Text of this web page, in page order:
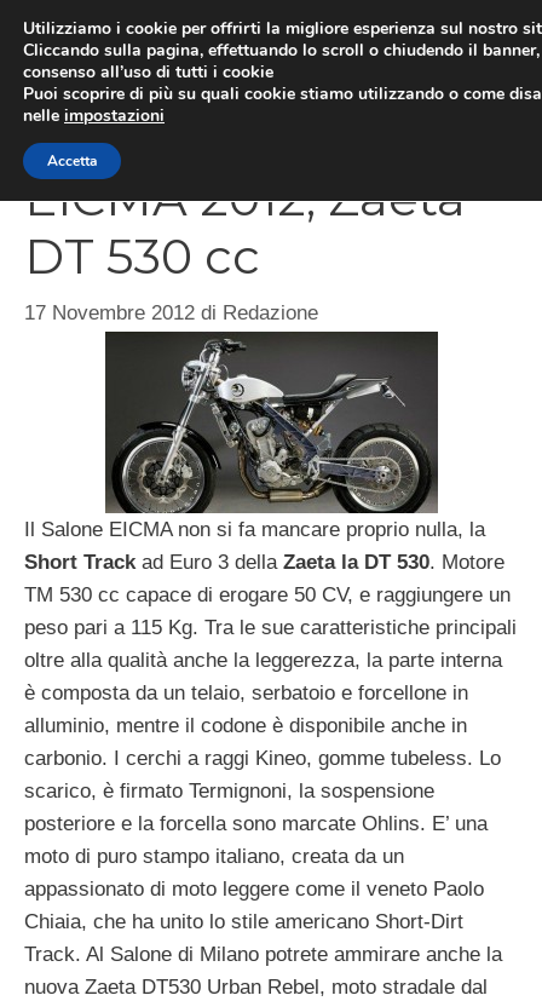
contenuto
EICMA 2012, Zaeta
DT 530 cc
17 Novembre 2012 di Redazione
Il Salone EICMA non si fa mancare proprio nulla, la
Short Trackad Euro 3 della Zaeta la DT 530. Motore
TM 530 cc capace di erogare 50 CV, e raggiungere un
peso pari a 115 Kg. Tra le sue caratteristiche principali
oltre alla qualità anche la leggerezza, la parte interna
è composta da un telaio, serbatoio e forcellone in
alluminio, mentre il codone è disponibile anche in
carbonio. I cerchi a raggi Kineo, gomme tubeless. Lo
scarico, è firmato Termignoni, la sospensione
posteriore e la forcella sono marcate Ohlins. E’ una
moto di puro stampo italiano, creata da un
appassionato di moto leggere come il veneto Paolo
Chiaia, che ha unito lo stile americano Short-Dirt
Track. Al Salone di Milano potrete ammirare anche la
nuova Zaeta DT530 Urban Rebel, moto stradale dal
Utilizziamo i cookie per offrirti la migliore esperienza sul nostro
Cliccando sulla pagina, effettuando lo scroll o chiudendo il
consenso all’uso di tutti i cookie
Puoi scoprire di più su quali cookie stiamo utilizzando o come
nelle impostazioni
Accetta